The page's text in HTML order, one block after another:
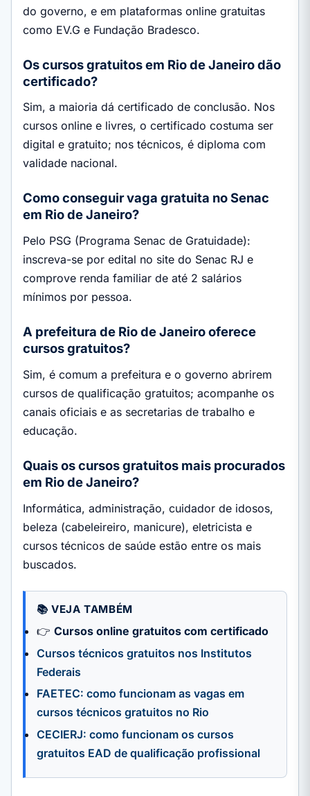
do governo, e em plataformas online gratuitas
como EV.G e Fundação Bradesco.
Os cursos gratuitos em Rio de Janeiro dão
certificado?
Sim, a maioria dá certificado de conclusão. Nos
cursos online e livres, o certificado costuma ser
digital e gratuito; nos técnicos, é diploma com
validade nacional.
Como conseguir vaga gratuita no Senac
em Rio de Janeiro?
Pelo PSG (Programa Senac de Gratuidade):
inscreva-se por edital no site do Senac RJ e
comprove renda familiar de até 2 salários
mínimos por pessoa.
A prefeitura de Rio de Janeiro oferece
cursos gratuitos?
Sim, é comum a prefeitura e o governo abrirem
cursos de qualificação gratuitos; acompanhe os
canais oficiais e as secretarias de trabalho e
educação.
Quais os cursos gratuitos mais procurados
em Rio de Janeiro?
Informática, administração, cuidador de idosos,
beleza (cabeleireiro, manicure), eletricista e
cursos técnicos de saúde estão entre os mais
buscados.
📚 VEJA TAMBÉM
👉 Cursos online gratuitos com certificado
Cursos técnicos gratuitos nos Institutos
Federais
FAETEC: como funcionam as vagas em
cursos técnicos gratuitos no Rio
CECIERJ: como funcionam os cursos
gratuitos EAD de qualificação profissional